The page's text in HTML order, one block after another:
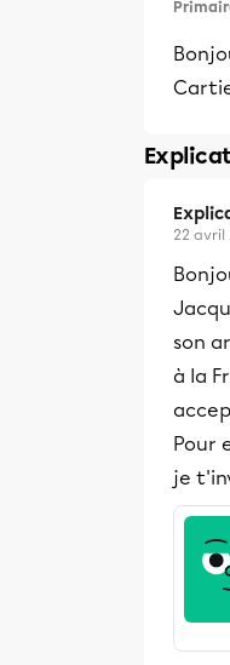
22 avril
son
à la
Pour
je